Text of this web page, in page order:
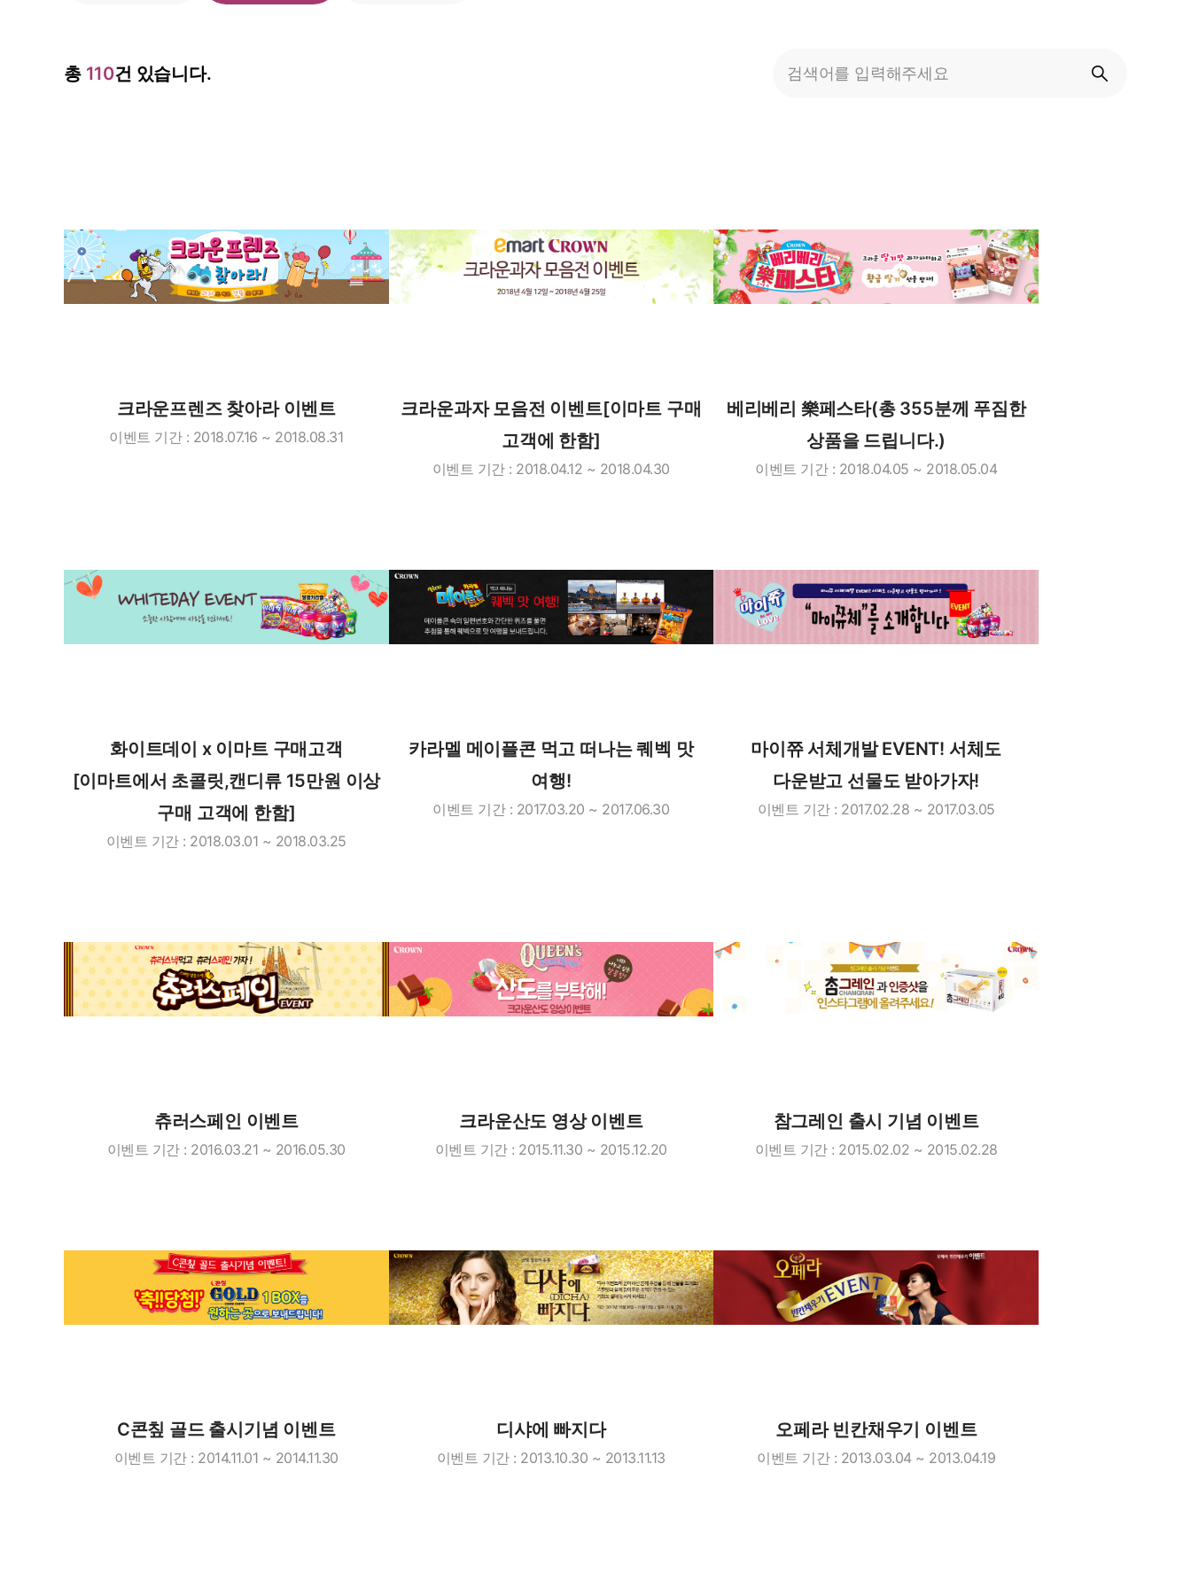
총 110건 있습니다.
크라운프렌즈 찾아라 이벤트
이벤트 기간 : 2018.07.16 ~ 2018.08.31
크라운과자 모음전 이벤트[이마트 구매
고객에 한함]
이벤트 기간 : 2018.04.12 ~ 2018.04.30
베리베리 樂페스타(총 355분께 푸짐한
상품을 드립니다.)
이벤트 기간 : 2018.04.05 ~ 2018.05.04
화이트데이 x 이마트 구매고객
[이마트에서 초콜릿,캔디류 15만원 이상
구매 고객에 한함]
이벤트 기간 : 2018.03.01 ~ 2018.03.25
카라멜 메이플콘 먹고 떠나는 퀘벡 맛
여행!
이벤트 기간 : 2017.03.20 ~ 2017.06.30
마이쮸 서체개발 EVENT! 서체도
다운받고 선물도 받아가자!
이벤트 기간 : 2017.02.28 ~ 2017.03.05
츄러스페인 이벤트
이벤트 기간 : 2016.03.21 ~ 2016.05.30
크라운산도 영상 이벤트
이벤트 기간 : 2015.11.30 ~ 2015.12.20
참그레인 출시 기념 이벤트
이벤트 기간 : 2015.02.02 ~ 2015.02.28
C콘칲 골드 출시기념 이벤트
이벤트 기간 : 2014.11.01 ~ 2014.11.30
디샤에 빠지다
이벤트 기간 : 2013.10.30 ~ 2013.11.13
오페라 빈칸채우기 이벤트
이벤트 기간 : 2013.03.04 ~ 2013.04.19